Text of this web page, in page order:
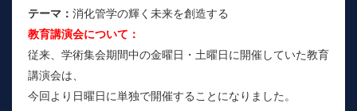
テーマ： 消化管学の輝く未来を創造する
教育講演会について：
従来、学術集会期間中の金曜日・土曜日に開催していた教育
講演会は、
今回より日曜日に単独で開催することになりました。